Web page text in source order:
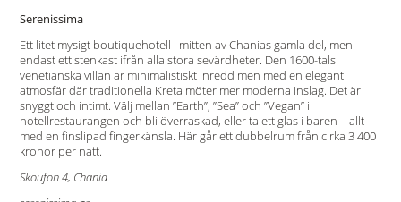
Serenissima
Ett litet mysigt boutiquehotell i mitten av Chanias gamla del, men
endast ett stenkast ifrån alla stora sevärdheter. Den 1600-tals
venetianska villan är minimalistiskt inredd men med en elegant
atmosfär där traditionella Kreta möter mer moderna inslag. Det är
snyggt och intimt. Välj mellan ”Earth”, ”Sea” och ”Vegan” i
hotellrestaurangen och bli överraskad, eller ta ett glas i baren – allt
med en finslipad fingerkänsla. Här går ett dubbelrum från cirka 3 400
kronor per natt.
Skoufon 4, Chania